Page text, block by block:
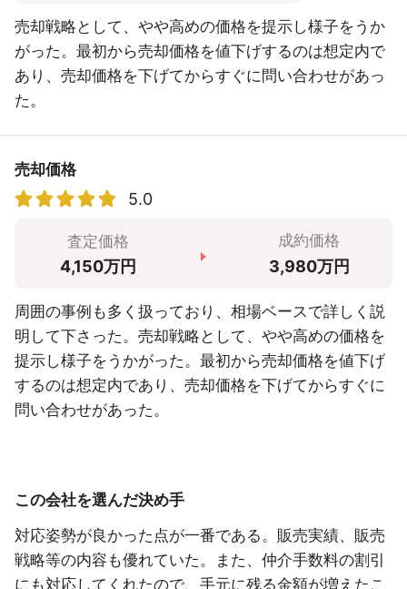
売却戦略として、やや高めの価格を提示し様子をうか
がった。最初から売却価格を値下げするのは想定内で
あり、売却価格を下げてからすぐに問い合わせがあっ
た。
売却価格
5.0
査定価格
4,150万円
成約価格
3,980万円
周囲の事例も多く扱っており、相場ベースで詳しく説
明して下さった。売却戦略として、やや高めの価格を
提示し様子をうかがった。最初から売却価格を値下げ
するのは想定内であり、売却価格を下げてからすぐに
問い合わせがあった。
この会社を選んだ決め手
対応姿勢が良かった点が一番である。販売実績、販売
戦略等の内容も優れていた。また、仲介手数料の割引
にも対応してくれたので、手元に残る金額が増えたこ